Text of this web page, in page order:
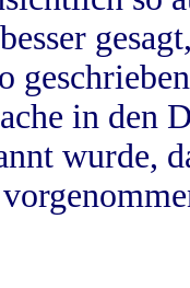
in
wurde,